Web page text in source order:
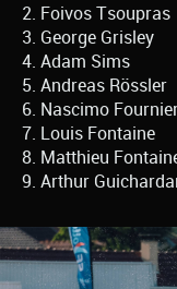
2. Foivos Tsoupras
3. George Grisley
4. Adam Sims
5. Andreas Rössler
6. Nascimo
7. Louis Fontaine
8. Matthieu
9. Arthur